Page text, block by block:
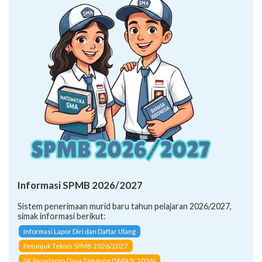
Informasi SPMB 2026/2027
Sistem penerimaan murid baru tahun pelajaran 2026/2027,
simak informasi berikut:
Informasi Lapor Diri dan Daftar Ulang
Petunjuk Teknis SPMB 2026/2027